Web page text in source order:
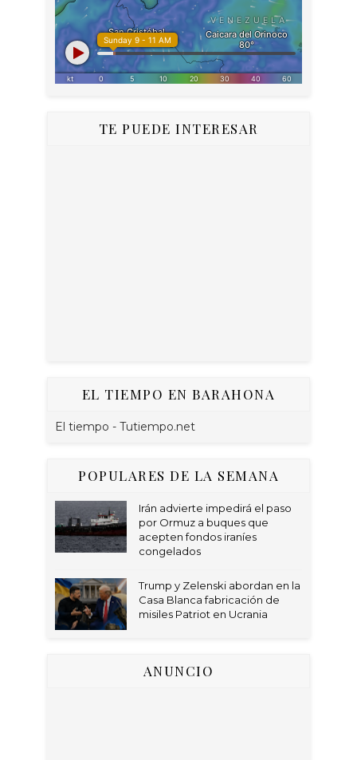
TE PUEDE INTERESAR
EL TIEMPO EN BARAHONA
El tiempo - Tutiempo.net
POPULARES DE LA SEMANA
Irán advierte impedirá el paso
por Ormuz a buques que
acepten fondos iraníes
congelados
Trump y Zelenski abordan en la
Casa Blanca fabricación de
misiles Patriot en Ucrania
ANUNCIO